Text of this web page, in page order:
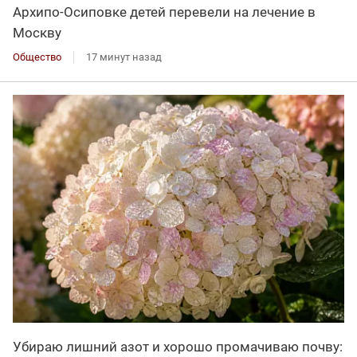
Архипо-Осиповке детей перевели на лечение в
Москву
Общество 17 минут назад
Убираю лишний азот и хорошо промачиваю почву: